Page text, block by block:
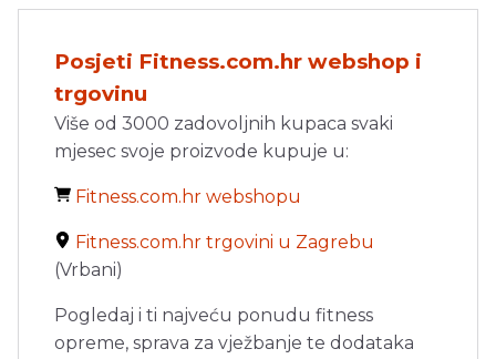
Posjeti Fitness.com.hr webshop i
trgovinu
Više od 3000 zadovoljnih kupaca svaki
mjesec svoje proizvode kupuje u:
Fitness.com.hr webshopu
Fitness.com.hr trgovini u Zagrebu
(Vrbani)
Pogledaj i ti najveću ponudu fitness
opreme, sprava za vježbanje te dodataka